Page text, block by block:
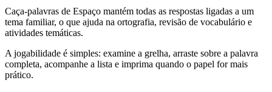
Caça-palavras de Espaço mantém todas as respostas ligadas a um
tema familiar, o que ajuda na ortografia, revisão de vocabulário e
atividades temáticas.
A jogabilidade é simples: examine a grelha, arraste sobre a palavra
completa, acompanhe a lista e imprima quando o papel for mais
prático.